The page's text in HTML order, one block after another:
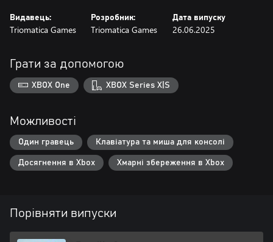
Видавець:
Triomatica Games
Розробник:
Triomatica Games
Дата випуску
26.06.2025
Грати за допомогою
XBOX One XBOX Series X|S
Можливості
Один гравець Клавіатура та миша для консолі
Досягнення в Xbox Хмарні збереження в Xbox
Порівняти випуски